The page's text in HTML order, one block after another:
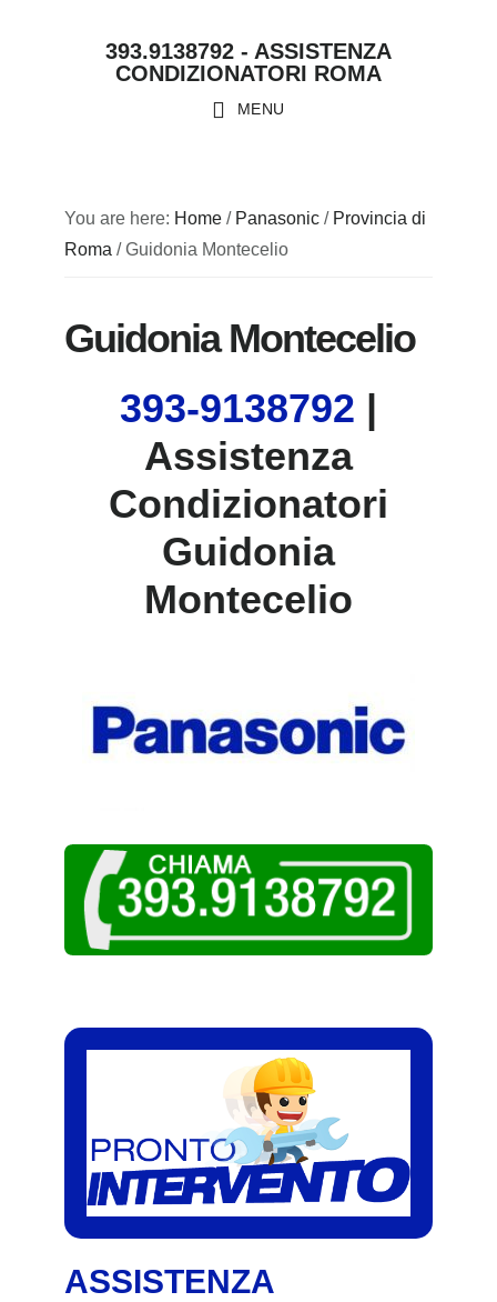
393.9138792 - ASSISTENZA
CONDIZIONATORI ROMA
MENU
You are here: Home / Panasonic / Provincia di
Roma /Guidonia Montecelio
Guidonia Montecelio
393-9138792 |
Assistenza
Condizionatori
Guidonia
Montecelio
ASSISTENZA